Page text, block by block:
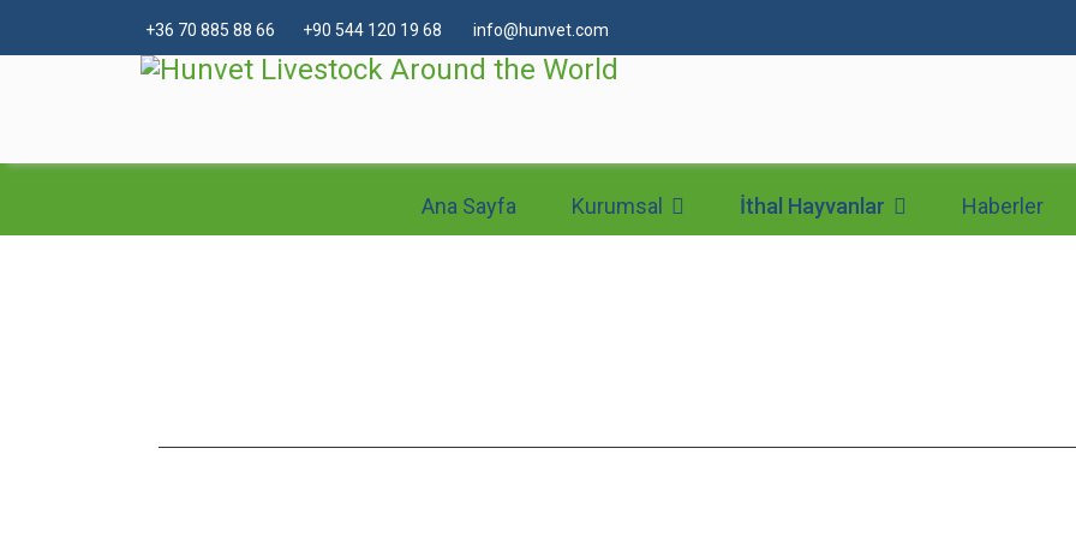
+36 70 885 88 66 +90 544 120 19 68 info@hunvet.com
Ana Sayfa Kurumsal İthal Hayvanlar Haberler